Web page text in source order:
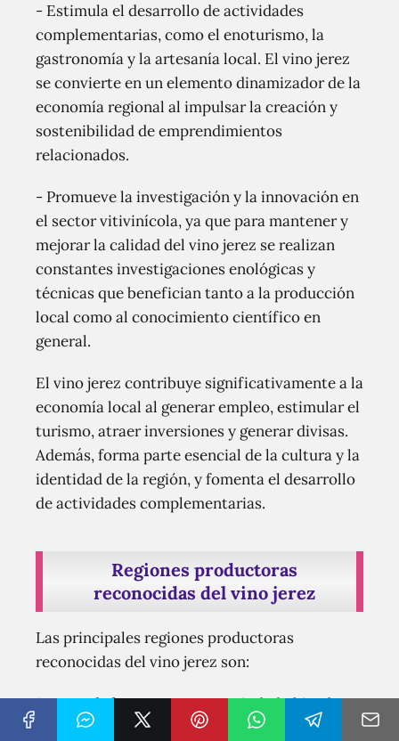
- Estimula el desarrollo de actividades
complementarias, como el enoturismo, la
gastronomía y la artesanía local. El vino jerez
se convierte en un elemento dinamizador de la
economía regional al impulsar la creación y
sostenibilidad de emprendimientos
relacionados.
- Promueve la investigación y la innovación en
el sector vitivinícola, ya que para mantener y
mejorar la calidad del vino jerez se realizan
constantes investigaciones enológicas y
técnicas que benefician tanto a la producción
local como al conocimiento científico en
general.
El vino jerez contribuye significativamente a la
economía local al generar empleo, estimular el
turismo, atraer inversiones y generar divisas.
Además, forma parte esencial de la cultura y la
identidad de la región, y fomenta el desarrollo
de actividades complementarias.
Regiones productoras
reconocidas del vino jerez
Las principales regiones productoras
reconocidas del vino jerez son:
1. Jerez de la Frontera:Esta ciudad ubicada en
la provincia de Cádiz, en Andalucía, es